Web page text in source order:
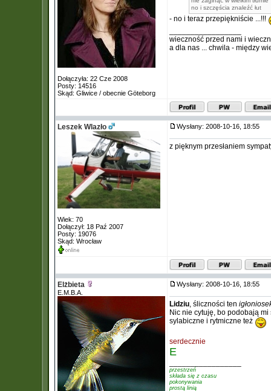
Dołączyła: 22 Cze 2008
Posty: 14516
Skąd: Gliwice / obecnie Göteborg
no i szczęścia znaleźć łut
- no i teraz przepiękniście ...!!!
wieczność przed nami i
a dla nas ... chwila - między
Leszek Wlazło
Wiek: 70
Dołączył: 18 Paź 2007
Posty: 19076
Skąd: Wrocław
Wysłany: 2008-10-16, 18:55
z pięknym przesłaniem
Elżbieta
E.M.B.A.
Wysłany: 2008-10-16, 18:55
Lidziu, śliczności ten
Nic nie cytuję, bo podobają
sylabiczne i rytmiczne też
serdecznie
E
przestrzeń
składa się z czasu
pokonywania
prostą linią